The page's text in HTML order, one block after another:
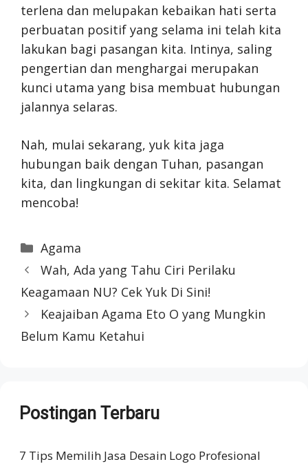
terlena dan melupakan kebaikan hati serta
perbuatan positif yang selama ini telah kita
lakukan bagi pasangan kita. Intinya, saling
pengertian dan menghargai merupakan
kunci utama yang bisa membuat hubungan
jalannya selaras.
Nah, mulai sekarang, yuk kita jaga
hubungan baik dengan Tuhan, pasangan
kita, dan lingkungan di sekitar kita. Selamat
mencoba!
Categories
Agama
Wah, Ada yang Tahu Ciri Perilaku
Keagamaan NU? Cek Yuk Di Sini!
Keajaiban Agama Eto O yang Mungkin
Belum Kamu Ketahui
Postingan Terbaru
7 Tips Memilih Jasa Desain Logo Profesional